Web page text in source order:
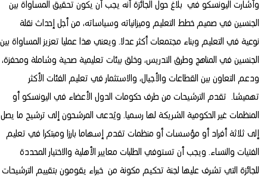
وأشارت اليونسكو في بلاغ حول الجائزة أنه يجب أن يكون تحقيق المساواة بين
الجنسين في صميم خطط التعليم وميزانياته وسياساته، من أجل إحداث نقلة
نوعية في التعليم وبناء مجتمعات أكثر عدلا. ويعني هذا عمليا تعزيز المساواة بين
الجنسين في المناهج وطرق التدريس، وخلق بيئات تعليمية صحية وشاملة ومحفزة،
ودعم التعاون بين القطاعات والأجيال، والاستثمار في تعليم الفئات الأكثر
تهميشا. تقدم الترشيحات من طرف حكومات الدول الأعضاء في اليونسكو أو
المنظمات غير الحكومية الشريكة لها رسميا. ويُدعى المرشحون إلى ترشيح ما يصل
إلى ثلاثة أفراد أو مؤسسات أو منظمات تقدم إسهاما بارزا ومبتكرا في تعليم
الفتيات والنساء. ويجب أن تستوفي الطلبات معايير الأهلية والاختيار المحددة
للجائزة التي تشرف عليها لجنة تحكيم مكونة من خبراء يقومون بتقييم الترشيحات